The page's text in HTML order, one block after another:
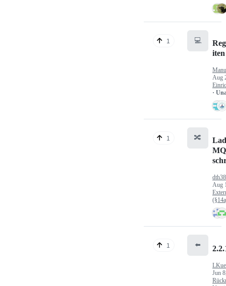
1 💻
iten
Aug
·
1 🔀
Aug
1 ⬅️
Jun